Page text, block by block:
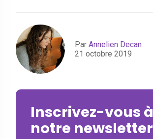
Par Annelien Decan
21 octobre 2019
Inscrivez-vous à
notre newsletter